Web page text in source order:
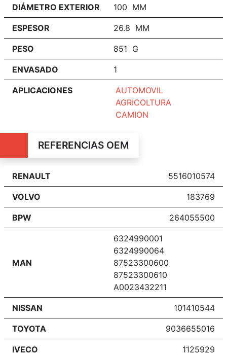
DIÁMETRO EXTERIOR 100 MM
ESPESOR 26.8 MM
PESO 851 G
ENVASADO 1
APLICACIONES
AUTOMOVIL
AGRICOLTURA
CAMION
REFERENCIAS OEM
RENAULT 5516010574
VOLVO 183769
BPW 264055500
MAN
6324990001
6324990064
87523300600
87523300610
A0023432211
NISSAN 101410544
TOYOTA 9036655016
IVECO 1125929